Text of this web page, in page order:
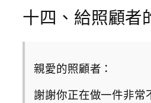
十四、給照顧者
親愛的照顧者：
謝謝你正在做一件非常